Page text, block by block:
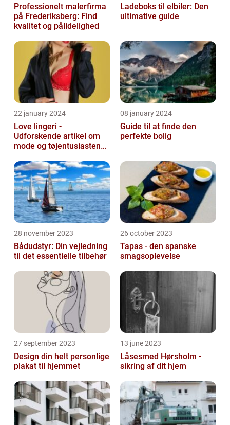
Professionelt malerfirma
på Frederiksberg: Find
kvalitet og pålidelighed
Ladeboks til elbiler: Den
ultimative guide
22 january 2024
Love lingeri -
Udforskende artikel om
mode og tøjentusiastens
08 january 2024
Guide til at finde den
perfekte bolig
28 november 2023
Bådudstyr: Din vejledning
til det essentielle tilbehør
26 october 2023
Tapas - den spanske
smagsoplevelse
27 september 2023
Design din helt personlige
plakat til hjemmet
13 june 2023
Låsesmed Hørsholm -
sikring af dit hjem